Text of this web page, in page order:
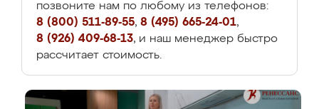
позвоните нам по любому из телефонов:
8 (800) 511-89-55, 8 (495) 665-24-01,
8 (926) 409-68-13, и наш менеджер быстро
рассчитает стоимость.